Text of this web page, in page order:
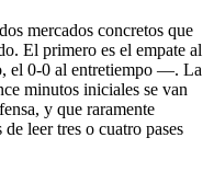
mercados concretos que
El primero es el empate al
el 0-0 al entretiempo —. La
minutos iniciales se van
y que raramente
leer tres o cuatro pases